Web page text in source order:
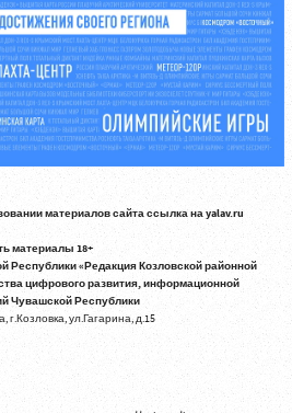
материалов сайта ссылка на yalav.ru
материалы 18+
Республики «Редакция Козловской районной
цифрового развития, информационной
Чувашской Республики
г.Козловка, ул.Гагарина, д.15